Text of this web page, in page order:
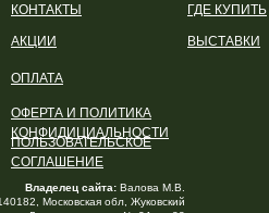
ОПЛАТА
ОФЕРТА И ПОЛИТИКА
КОНФИДИЦИАЛЬНОСТИ
ПОЛЬЗОВАТЕЛЬСКОЕ
СОГЛАШЕНИЕ
ГДЕ КУПИТЬ
КОНТАКТЫ
Владелец сайта: Валова М.В.
Московская обл, Жуковский
АКЦИИ ВЫСТАВКИ